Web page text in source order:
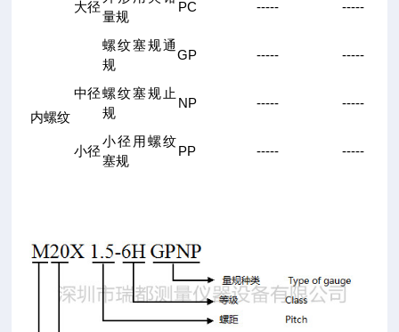
大径
量规
PC ----- -----
内螺纹
中径
螺纹塞规通
规
GP ----- -----
螺纹塞规止
规
NP ----- -----
小径
小径用螺纹
塞规
PP ----- -----